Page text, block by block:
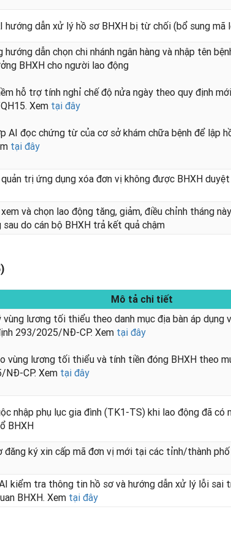
hướng dẫn xử lý hồ sơ BHXH bị từ chối (bổ sung mã
hướng dẫn chọn chi nhánh ngân hàng và nhập tên
BHXH cho người lao động
hỗ trợ tính nghỉ chế độ nửa ngày theo quy định
Xem tại đây
AI đọc chứng từ của cơ sở khám chữa bệnh để lập
tại đây
trị ứng dụng xóa đơn vị không được BHXH
và chọn lao động tăng, giảm, điều chỉnh tháng
sau do cán bộ BHXH trả kết quả chậm
Mô tả chi tiết
vùng lương tối thiểu theo danh mục địa bàn áp dụng
293/2025/NĐ-CP. Xem tại đây
vùng lương tối thiểu và tính tiền đóng BHXH theo
CP. Xem tại đây
nhập phụ lục gia đình (TK1-TS) khi lao động đã có
BHXH
đăng ký xin cấp mã đơn vị mới tại các tỉnh/thành phố
kiểm tra thông tin hồ sơ và hướng dẫn xử lý lỗi sai
BHXH. Xem tại đây